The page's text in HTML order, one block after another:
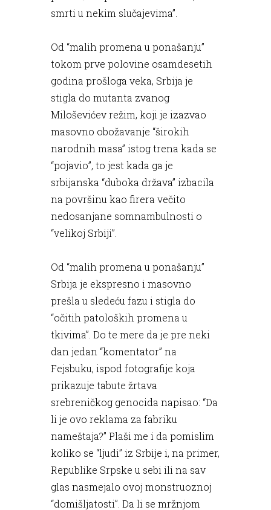
smrti u nekim slučajevima”.
Od “malih promena u ponašanju”
tokom prve polovine osamdesetih
godina prošloga veka, Srbija je
stigla do mutanta zvanog
Miloševićev režim, koji je izazvao
masovno obožavanje “širokih
narodnih masa” istog trena kada se
“pojavio”, to jest kada ga je
srbijanska “duboka država” izbacila
na površinu kao firera večito
nedosanjane somnambulnosti o
“velikoj Srbiji”.
Od “malih promena u ponašanju”
Srbija je ekspresno i masovno
prešla u sledeću fazu i stigla do
“očitih patoloških promena u
tkivima”. Do te mere da je pre neki
dan jedan “komentator” na
Fejsbuku, ispod fotografije koja
prikazuje tabute žrtava
srebreničkog genocida napisao: “Da
li je ovo reklama za fabriku
nameštaja?” Plaši me i da pomislim
koliko se “ljudi” iz Srbije i, na primer,
Republike Srpske u sebi ili na sav
glas nasmejalo ovoj monstruoznoj
“domišljatosti”. Da li se mržnjom